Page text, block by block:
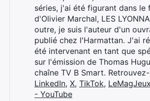
séries, j'ai été figurant dans le
d'Olivier Marchal, LES
outre, je suis l'auteur d'un
publié chez l'Harmattan. J'ai
été intervenant en tant que
sur l'émission de Thomas
chaîne TV B Smart.
LinkedIn, X, TikTok,
- YouTube